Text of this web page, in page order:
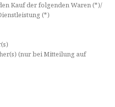
Kauf der folgenden Waren (*)/
(*)
(nur bei Mitteilung auf